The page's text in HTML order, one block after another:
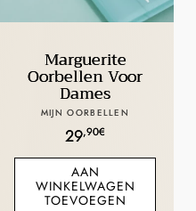
Marguerite
Oorbellen Voor
Dames
Verkoper:
MIJN OORBELLEN
Normale
prijs
29,90€
AAN
WINKELWAGEN
TOEVOEGEN